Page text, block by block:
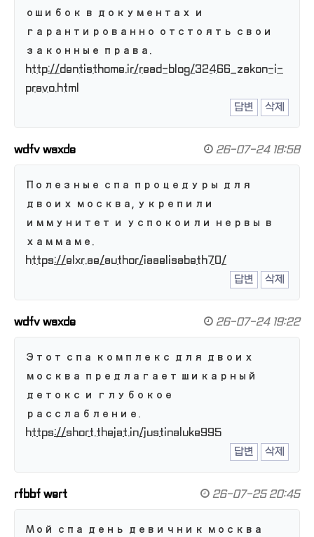
ошибок в документах и
гарантированно отстоять свои
законные права.
http://dentisthome.ir/read-blog/32466_zakon-i-
pravo.html
답변
삭제
wdfv wsxde 26-07-24 18:58
Полезные спа процедуры для
двоих москва, укрепили
иммунитет и успокоили нервы в
хаммаме.
https://elxr.ae/author/iaaelisabeth70/
답변
삭제
wdfv wsxde 26-07-24 19:22
Этот спа комплекс для двоих
москва предлагает шикарный
детокс и глубокое
расслабление.
https://short.thejat.in/justinaluke995
답변
삭제
rfbbf wert 26-07-25 20:45
Мой спа день девичник москва